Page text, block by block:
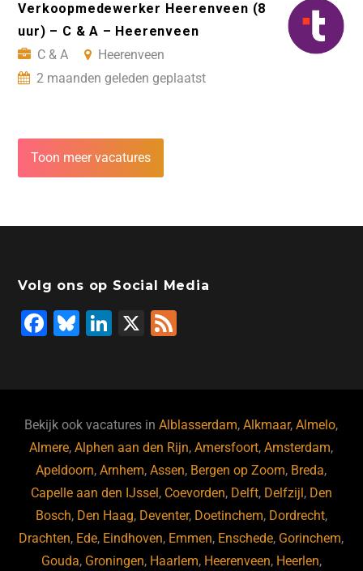
Verkoopmedewerker Heerenveen (8
uur) – C & A – Heerenveen
C & A
Heerenveen
2 maanden geleden geplaatst
Toon meer vacatures
Volg ons op Social Media
F
b
o
o
k
Bl
ky
Li
dI
n
X
Bekijk ook vacatures inAlblasserdam,Alkmaar,Almelo,
Almere,Alphen aan den Rijn,Amersfoort,Amsterdam,
Apeldoorn,Arnhem,Assen, Bergen op Zoom, Breda,
Capelle aan den IJssel , Coevorden, Delft, Delfzijl , Den
Bosch, Den Haag, Deventer, Doetinchem, Dordrecht,
Drachten, Ede, Eindhoven, Emmen, Enschede, Gorinchem,
Gouda, Groningen, Haarlem, Heerenveen, Heerlen,